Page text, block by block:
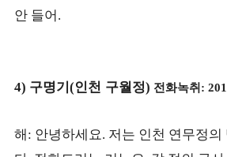
안 들어.
4) 구명기(인천 구월정) 전화녹취:
해: 안녕하세요. 저는 인천 연무정